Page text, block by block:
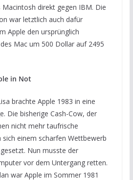
direkt gegen IBM. Die
war letztlich auch dafür
Apple den ursprünglich
Mac um 500 Dollar auf 2495
in Not
brachte Apple 1983 in eine
Die bisherige Cash-Cow, der
nicht mehr taufrische
sich einem scharfen Wettbewerb
Nun musste der
vor dem Untergang retten.
war Apple im Sommer 1981